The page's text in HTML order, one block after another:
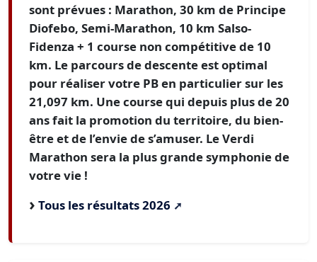
sont prévues : Marathon, 30 km de Principe
Diofebo, Semi-Marathon, 10 km Salso-
Fidenza + 1 course non compétitive de 10
km. Le parcours de descente est optimal
pour réaliser votre PB en particulier sur les
21,097 km. Une course qui depuis plus de 20
ans fait la promotion du territoire, du bien-
être et de l’envie de s’amuser. Le Verdi
Marathon sera la plus grande symphonie de
votre vie !
Tous les résultats 2026